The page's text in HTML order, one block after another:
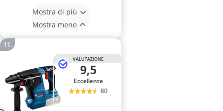
Mostra di più
Mostra meno
VALUTAZIONE
9,5
Eccellente
80